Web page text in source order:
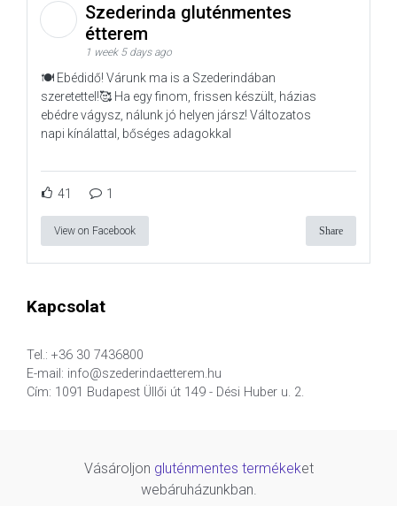
Szederinda gluténmentes
étterem
1 week 5 days ago
🍽️ Ebédidő! Várunk ma is a Szederindában
szeretettel!🥰 Ha egy finom, frissen készült, házias
ebédre vágysz, nálunk jó helyen jársz! Változatos
napi kínálattal, bőséges adagokkal
41 1
View on Facebook Share
Kapcsolat
Tel.: +36 30 7436800
E-mail: info@szederindaetterem.hu
Cím: 1091 Budapest Üllői út 149 - Dési Huber u. 2.
Vásároljon gluténmentes termékeket
webáruházunkban.